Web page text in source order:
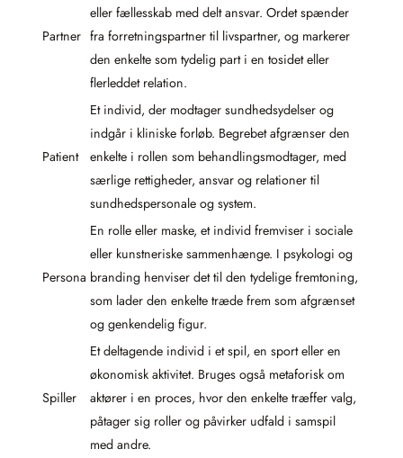
Partner
eller fællesskab med delt ansvar. Ordet spænder
fra forretningspartner til livspartner, og markerer
den enkelte som tydelig part i en tosidet eller
flerleddet relation.
Patient
Et individ, der modtager sundhedsydelser og
indgår i kliniske forløb. Begrebet afgrænser den
enkelte i rollen som behandlingsmodtager, med
særlige rettigheder, ansvar og relationer til
sundhedspersonale og system.
Persona
En rolle eller maske, et individ fremviser i sociale
eller kunstneriske sammenhænge. I psykologi og
branding henviser det til den tydelige fremtoning,
som lader den enkelte træde frem som afgrænset
og genkendelig figur.
Spiller
Et deltagende individ i et spil, en sport eller en
økonomisk aktivitet. Bruges også metaforisk om
aktører i en proces, hvor den enkelte træffer valg,
påtager sig roller og påvirker udfald i samspil
med andre.